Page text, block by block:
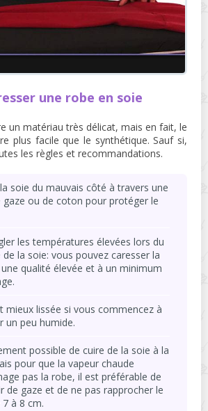
une robe en soie
un matériau très délicat, mais en fait, le
plus facile que le synthétique. Sauf si,
les règles et recommandations.
soie du mauvais côté à travers une
gaze ou de coton pour protéger le
les températures élevées lors du
de la soie: vous pouvez caresser la
qualité élevée et à un minimum
mieux lissée si vous commencez à
un peu humide.
possible de cuire de la soie à la
pour que la vapeur chaude
pas la robe, il est préférable de
de gaze et de ne pas rapprocher le
à 8 cm.